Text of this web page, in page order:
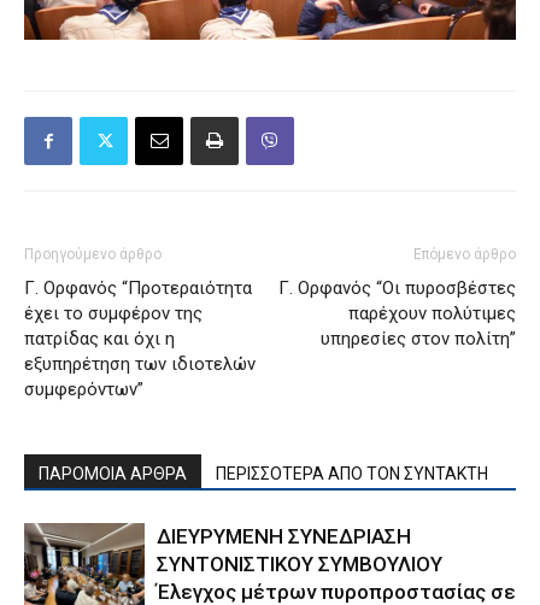
Προηγούμενο άρθρο
Γ. Ορφανός “Προτεραιότητα
έχει το συμφέρον της
πατρίδας και όχι η
εξυπηρέτηση των ιδιοτελών
συμφερόντων”
Επόμενο άρθρο
Γ. Ορφανός “Οι πυροσβέστες
παρέχουν πολύτιμες
υπηρεσίες στον πολίτη”
ΠΑΡΟΜΟΙΑ ΑΡΘΡΑ ΠΕΡΙΣΣΟΤΕΡΑ ΑΠΟ ΤΟΝ ΣΥΝΤΑΚΤΗ
ΔΙΕΥΡΥΜΕΝΗ ΣΥΝΕΔΡΙΑΣΗ
ΣΥΝΤΟΝΙΣΤΙΚΟΥ ΣΥΜΒΟΥΛΙΟΥ
Έλεγχος μέτρων πυροπροστασίας σε